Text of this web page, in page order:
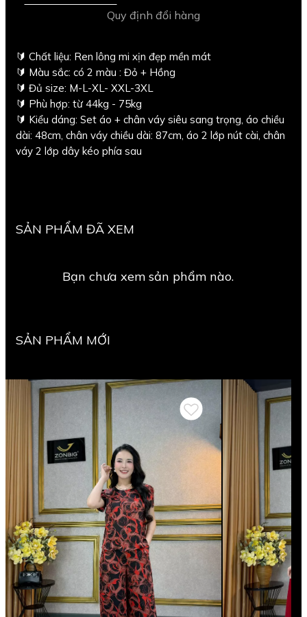
Quy định đổi hàng
🔰 Chất liệu: Ren lông mi xịn đẹp mền mát
🔰 Màu sắc: có 2 màu : Đỏ + Hồng
🔰 Đủ size: M-L-XL- XXL-3XL
🔰 Phù hợp: từ 44kg - 75kg
🔰 Kiểu dáng: Set áo + chân váy siêu sang trọng, áo chiều
dài: 48cm, chân váy chiều dài: 87cm, áo 2 lớp nút cài, chân
váy 2 lớp dây kéo phía sau
SẢN PHẨM ĐÃ XEM
Bạn chưa xem sản phẩm nào.
SẢN PHẨM MỚI